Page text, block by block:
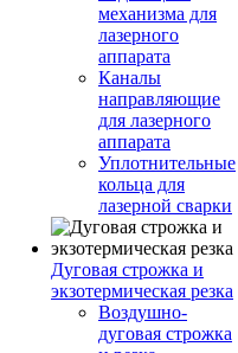
механизма для
лазерного
аппарата
Каналы
направляющие
для лазерного
аппарата
Уплотнительные
кольца для
лазерной сварки
Дуговая строжка и
экзотермическая резка
Воздушно-
дуговая строжка